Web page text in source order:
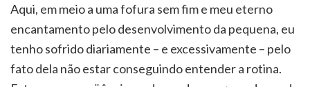
Aqui, em meio a uma fofura sem fim e meu eterno
encantamento pelo desenvolvimento da pequena, eu
tenho sofrido diariamente – e excessivamente – pelo
fato dela não estar conseguindo entender a rotina.